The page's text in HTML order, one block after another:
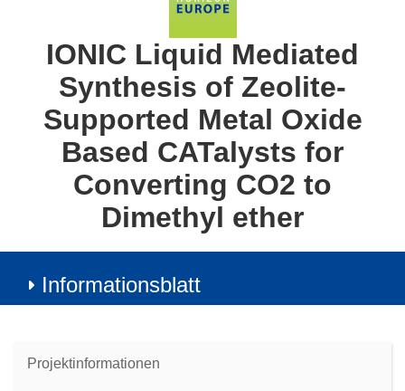
IONIC Liquid Mediated
Synthesis of Zeolite-
Supported Metal Oxide
Based CATalysts for
Converting CO2 to
Dimethyl ether
Informationsblatt
Projektinformationen